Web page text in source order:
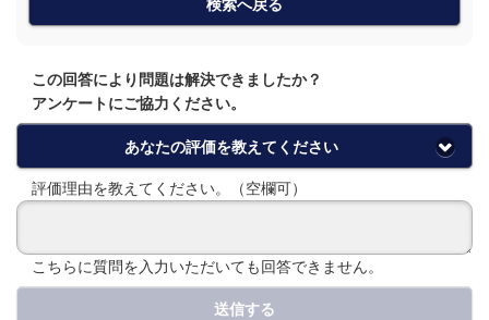
検索へ戻る
この回答により問題は解決できましたか？
アンケートにご協力ください。
あなたの評価を教えてください
評価理由を教えてください。（空欄可）
こちらに質問を入力いただいても回答できません。
送信する